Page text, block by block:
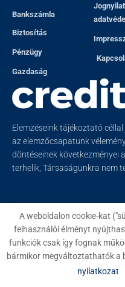
Bankszámla
Biztosítás
Pénzügy
Gazdaság
Elemzéseink tájékoztató
az elemzőcsapatunk
döntéseinek következményei
terhelik, Társaságunkra nem
© 2023
A weboldalon cookie-kat
felhasználói élményt
funkciók csak így fognak
bármikor megváltoztathatók a
nyilatkozat